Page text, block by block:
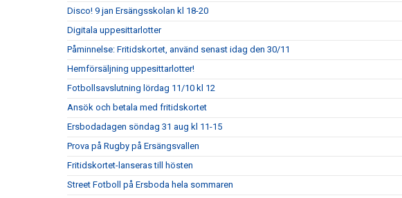
Disco! 9 jan Ersängsskolan kl 18-20
Digitala uppesittarlotter
Påminnelse: Fritidskortet, använd senast idag den 30/11
Hemförsäljning uppesittarlotter!
Fotbollsavslutning lördag 11/10 kl 12
Ansök och betala med fritidskortet
Ersbodadagen söndag 31 aug kl 11-15
Prova på Rugby på Ersängsvallen
Fritidskortet-lanseras till hösten
Street Fotboll på Ersboda hela sommaren